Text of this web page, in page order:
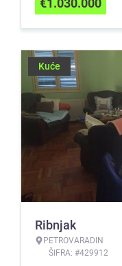
€1.030.000
Kuće
Ribnjak
PETROVARADIN
ŠIFRA: #429912